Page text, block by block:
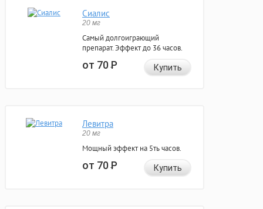
Сиалис
20 мг
Самый долгоиграющий
препарат. Эффект до 36 часов.
от 70Р Купить
Левитра
20 мг
Мощный эффект на 5ть часов.
от 70Р Купить